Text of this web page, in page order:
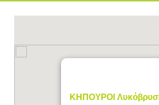
ΚΗΠΟΥΡΟΙ